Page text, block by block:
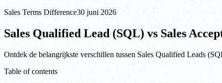
Sales Terms Difference30 juni 2026
Sales Qualified Lead (SQL) vs Sales
Ontdek de belangrijkste verschillen tussen Sales Qualified Leads
Table of contents